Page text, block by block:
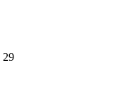
29